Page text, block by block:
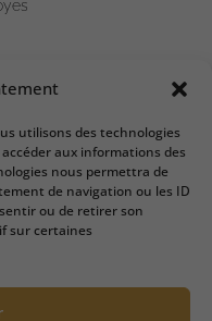
utilisons des technologies
aux informations des
nous permettra de
de navigation ou les ID
ou de retirer son
sur certaines